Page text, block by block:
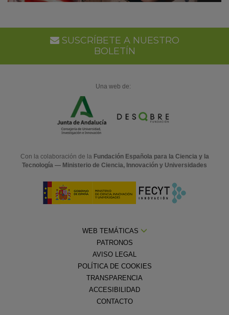
SUSCRÍBETE A NUESTRO
BOLETÍN
Una web de:
Con la colaboración de la Fundación Española para la Ciencia y la
Tecnología — Ministerio de Ciencia, Innovación y Universidades
WEB TEMÁTICAS
PATRONOS
AVISO LEGAL
POLÍTICA DE COOKIES
TRANSPARENCIA
ACCESIBILIDAD
CONTACTO